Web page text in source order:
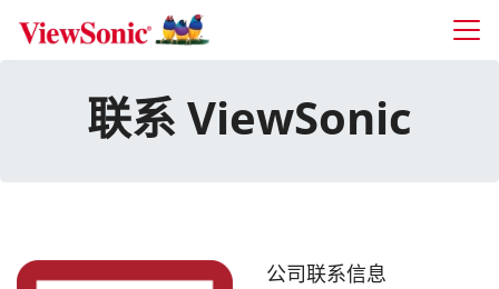
Skip to main content
联系 ViewSonic
公司联系信息